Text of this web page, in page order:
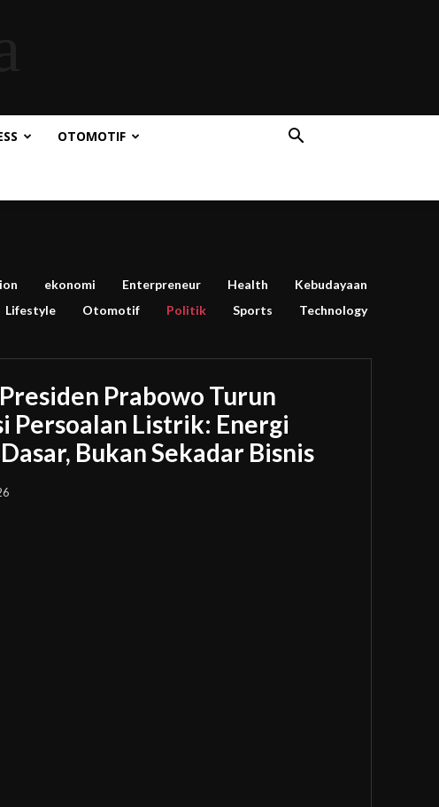
OTOMOTIF
ekonomi Enterpreneur Health
Kebudayaan
Lifestyle Otomotif Politik Sports Technology
Prabowo Turun
Persoalan Listrik: Energi
Bukan Sekadar Bisnis